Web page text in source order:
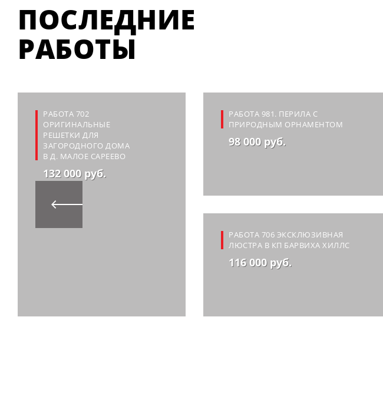
ПОСЛЕДНИЕ
РАБОТЫ
РАБОТА 702
ОРИГИНАЛЬНЫЕ
РЕШЕТКИ ДЛЯ
ЗАГОРОДНОГО ДОМА
В Д. МАЛОЕ САРЕЕВО
132 000 руб.
РАБОТА 981. ПЕРИЛА С
ПРИРОДНЫМ ОРНАМЕНТОМ
98 000 руб.
РАБОТА 706 ЭКСКЛЮЗИВНАЯ
ЛЮСТРА В КП БАРВИХА ХИЛЛС
116 000 руб.